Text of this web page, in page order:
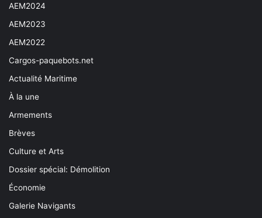
AEM2024
AEM2023
AEM2022
Cargos-paquebots.net
Actualité Maritime
À la une
Armements
Brèves
Culture et Arts
Dossier spécial: Démolition
Économie
Galerie Navigants